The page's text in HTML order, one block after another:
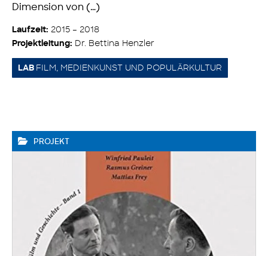
Dimension von (…)
Laufzeit: 2015 – 2018
Projektleitung: Dr. Bettina Henzler
LAB FILM, MEDIENKUNST UND POPULÄRKULTUR
PROJEKT